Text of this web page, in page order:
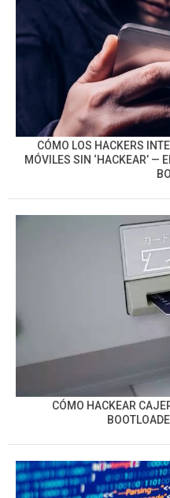
CÓMO LOS HACKERS
MÓVILES SIN ‘HACKEAR’ —
CÓMO HACKEAR